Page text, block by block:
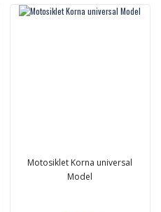
Motosiklet Korna universal
Model